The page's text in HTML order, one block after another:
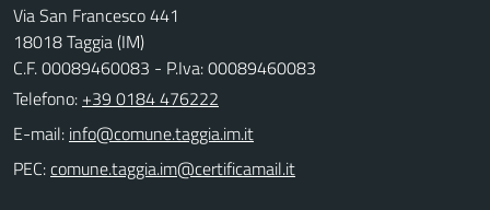
Via San Francesco 441
18018 Taggia (IM)
C.F. 00089460083 - P.Iva: 00089460083
Telefono: +39 0184 476222
E-mail:
PEC: